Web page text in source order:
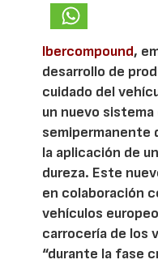
Ibercompound,
desarrollo de
cuidado del
un nuevo
semipermanente
la aplicación de
dureza. Este
en colaboración
vehículos
carrocería de los
“durante la fase